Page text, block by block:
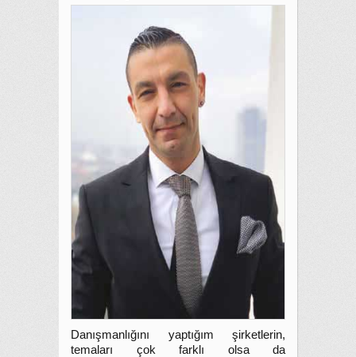
Danışmanlığını yaptığım şirketlerin,
temaları çok farklı olsa da